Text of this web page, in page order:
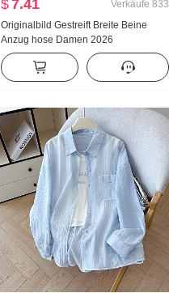
$7.41 Verkäufe 833
Originalbild Gestreift Breite Beine
Anzug hose Damen 2026
Frühling/Herbst Hohe Taille Schlank
Vielseitig kombinierbar Abseilen
Gefühl Bodenlang Gerade